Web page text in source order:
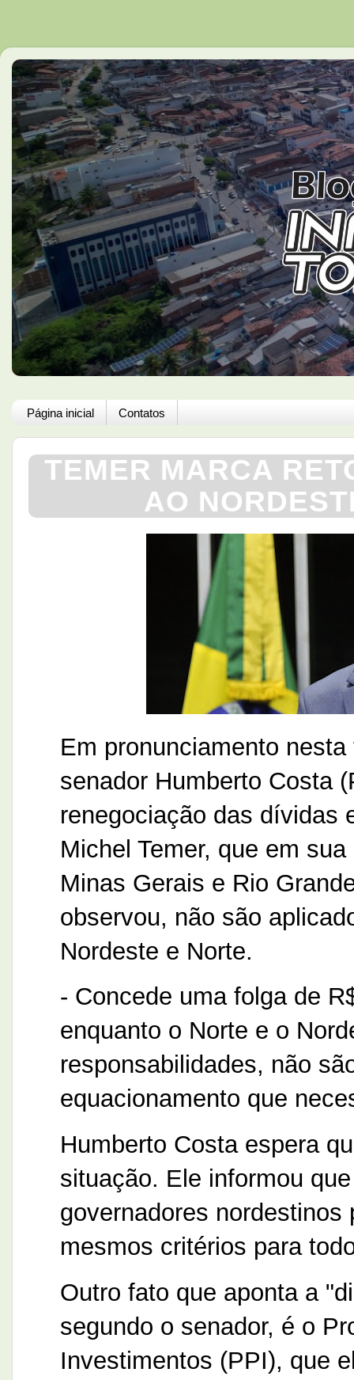
Página inicial Contatos
TEMER MARCA
AO
Em pronunciamento
senador Humberto Costa
renegociação das dívidas
Michel Temer, que em
Minas Gerais e Rio
observou, não são
Nordeste e Norte.
- Concede uma folga de
enquanto o Norte e o
responsabilidades, não
equacionamento que
Humberto Costa espera
situação. Ele informou
governadores
mesmos critérios para
Outro fato que aponta a
segundo o senador, é o
Investimentos (PPI), que